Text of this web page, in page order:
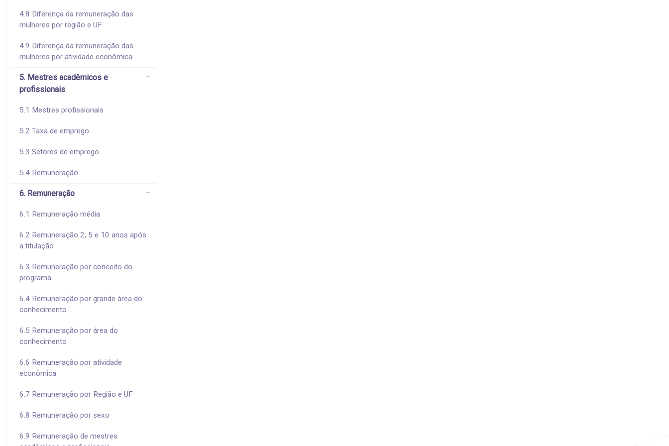
4.8 Diferença da remuneração das
mulheres por região e UF
4.9 Diferença da remuneração das
mulheres por atividade econômica
5. Mestres acadêmicos e
profissionais
5.1 Mestres profissionais
5.2 Taxa de emprego
5.3 Setores de emprego
5.4 Remuneração
6. Remuneração
6.1 Remuneração média
6.2 Remuneração 2, 5 e 10 anos após
a titulação
6.3 Remuneração por conceito do
programa
6.4 Remuneração por grande área do
conhecimento
6.5 Remuneração por área do
conhecimento
6.6 Remuneração por atividade
econômica
6.7 Remuneração por Região e UF
6.8 Remuneração por sexo
6.9 Remuneração de mestres